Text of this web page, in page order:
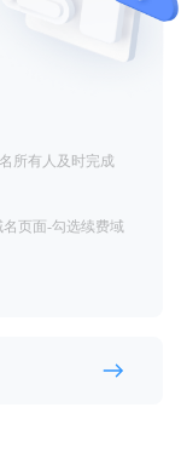
所有人及时完成
页面-勾选续费域